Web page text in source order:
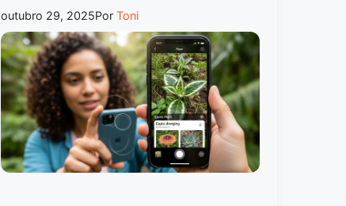
outubro 29, 2025Por Toni